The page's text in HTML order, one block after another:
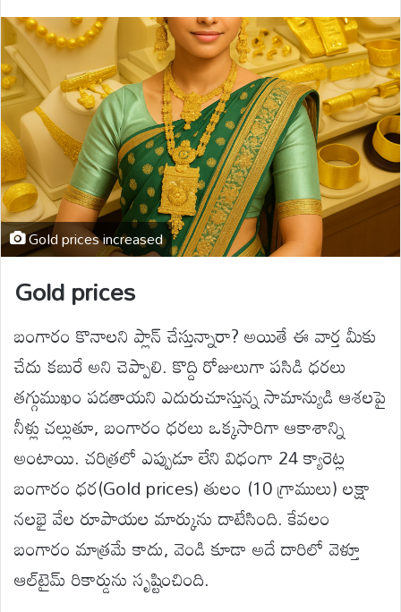
Gold prices increased
Gold prices
బంగారం కొనాలని ప్లాన్ చేస్తున్నారా? అయితే ఈ వార్త మీకు
చేదు కబురే అని చెప్పాలి. కొద్ది రోజులుగా పసిడి ధరలు
తగ్గుముఖం పడతాయని ఎదురుచూస్తున్న సామాన్యుడి ఆశలపై
నీళ్లు చల్లుతూ, బంగారం ధరలు ఒక్కసారిగా ఆకాశాన్ని
అంటాయి. చరిత్రలో ఎప్పుడూ లేని విధంగా 24 క్యారెట్ల
బంగారం ధర(Gold prices) తులం (10 గ్రాములు) లక్షా
నలభై వేల రూపాయల మార్కును దాటేసింది. కేవలం
బంగారం మాత్రమే కాదు, వెండి కూడా అదే దారిలో వెళ్తూ
ఆల్‌టైమ్ రికార్డును సృష్టించింది.